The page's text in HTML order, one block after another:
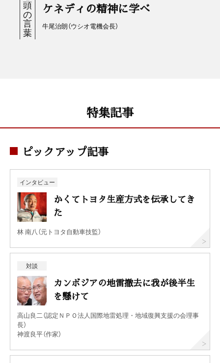
ケネディの精神に学べ
牛尾治朗（ウシオ電機会長）
特集記事
ピックアップ記事
インタビュー
かくてトヨタ生産方式を伝承してき
た
林 南八（元トヨタ自動車技監）
対談
カンボジアの地雷撤去に我が後半生
を懸けて
高山良二（認定ＮＰＯ法人国際地雷処理・地域復興支援の会理事
長）
神渡良平（作家）